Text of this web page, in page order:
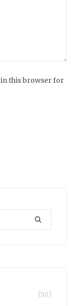
in this browser for
(50)